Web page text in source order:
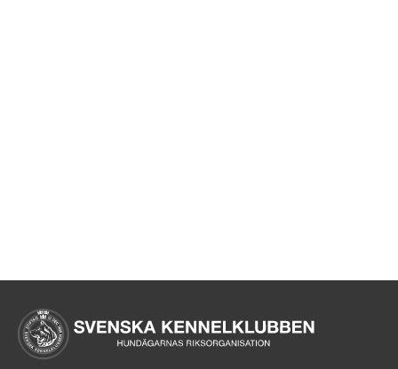
Sidinformation och
Köpa hund startsida